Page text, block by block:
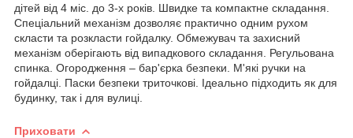
дітей від 4 міс. до 3-х років. Швидке та компактне складання.
Спеціальний механізм дозволяє практично одним рухом
скласти та розкласти гойдалку. Обмежувач та захисний
механізм оберігають від випадкового складання. Регульована
спинка. Огородження – бар'єрка безпеки. М'які ручки на
гойдалці. Паски безпеки триточкові. Ідеально підходить як для
будинку, так і для вулиці.
Приховати